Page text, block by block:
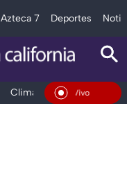
Azteca 7 Deportes
Clima Deportes
En Vivo